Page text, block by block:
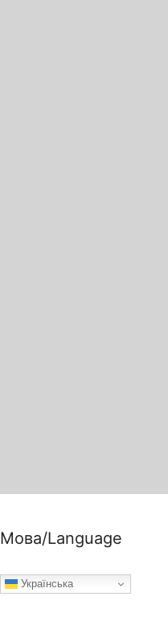
Мова/Language
Українська